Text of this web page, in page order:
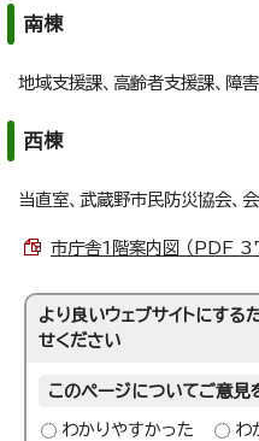
南棟
地域支援課、高齢者支援課、障
西棟
当直室、武蔵野市民防災協会、
市庁舎1階案内図 （PDF
より良いウェブサイトにする
せください
このページについてご意見
わかりやすかった わ